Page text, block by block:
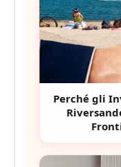
Perché gli